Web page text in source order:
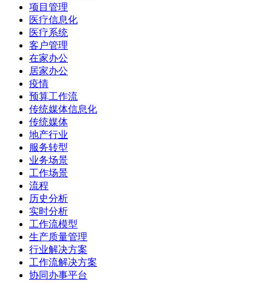
项目管理
医疗信息化
医疗系统
客户管理
在家办公
居家办公
疫情
预算工作流
传统媒体信息化
传统媒体
地产行业
服务转型
业务场景
工作场景
流程
历史分析
实时分析
工作流模型
生产质量管理
行业解决方案
工作流解决方案
协同办事平台